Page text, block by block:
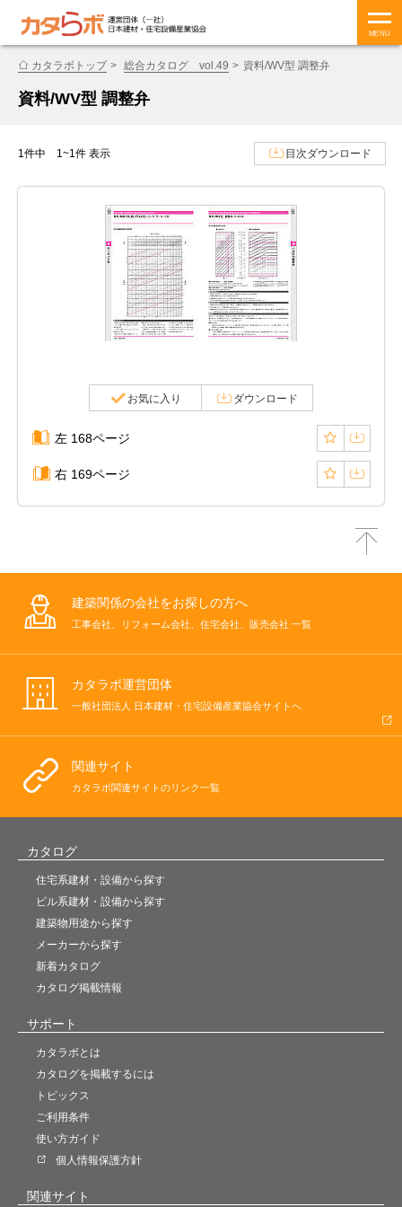
MENU
カタラボトップ 総合カタログ vol.49 資料/WV型 調整弁
資料/WV型 調整弁
1件中 1~1件 表示 目次ダウンロード
お気に入り ダウンロード
左 168ページ
右 169ページ
建築関係の会社をお探しの方へ
工事会社、リフォーム会社、住宅会社、販売会社 一覧
カタラボ運営団体
一般社団法人 日本建材・住宅設備産業協会サイトへ
関連サイト
カタラボ関連サイトのリンク一覧
カタログ
住宅系建材・設備から探す
ビル系建材・設備から探す
建築物用途から探す
メーカーから探す
新着カタログ
カタログ掲載情報
サポート
カタラボとは
カタログを掲載するには
トピックス
ご利用条件
使い方ガイド
個人情報保護方針
関連サイト